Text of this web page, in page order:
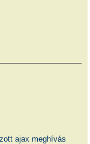
ajax meghívás